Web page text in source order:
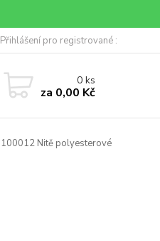
Přihlášení pro registrované :
0ks
za 0,00 Kč
100012 Nitě polyesterové